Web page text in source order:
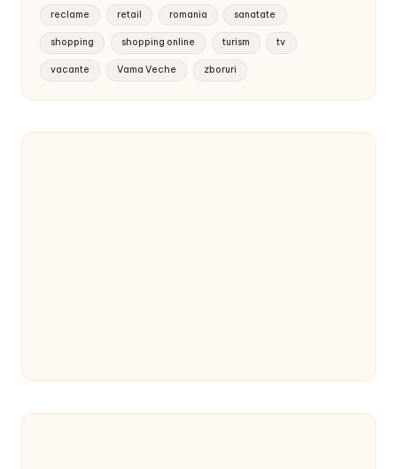
reclame retail romania sanatate
shopping shopping online turism tv
vacante Vama Veche zboruri